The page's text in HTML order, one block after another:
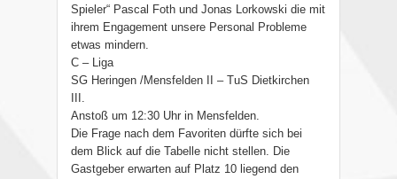
Spieler“ Pascal Foth und Jonas Lorkowski die mit
ihrem Engagement unsere Personal Probleme
etwas mindern.
C – Liga
SG Heringen /Mensfelden II – TuS Dietkirchen
III.
Anstoß um 12:30 Uhr in Mensfelden.
Die Frage nach dem Favoriten dürfte sich bei
dem Blick auf die Tabelle nicht stellen. Die
Gastgeber erwarten auf Platz 10 liegend den